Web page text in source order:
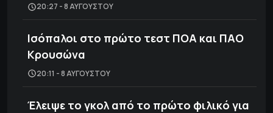
20:27 - 8 ΑΥΓΟΎΣΤΟΥ
Ισόπαλοι στο πρώτο τεστ ΠΟΑ και ΠΑΟ
Κρουσώνα
20:11 - 8 ΑΥΓΟΎΣΤΟΥ
Έλειψε το γκολ από το πρώτο φιλικό για